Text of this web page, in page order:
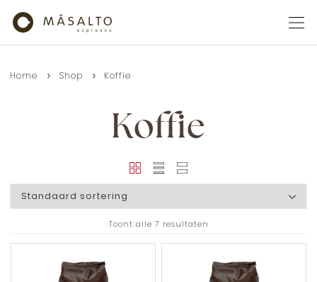
Home Shop Koffie
Koffie
Toont alle 7 resultaten